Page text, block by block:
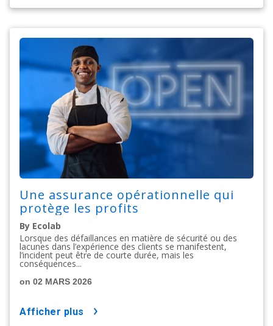
Une assurance opérationnelle qui
protège les profits
By Ecolab
Lorsque des défaillances en matière de sécurité ou des
lacunes dans l’expérience des clients se manifestent,
l’incident peut être de courte durée, mais les
conséquences...
on 02 MARS 2026
afficher plus